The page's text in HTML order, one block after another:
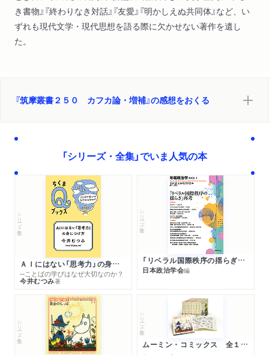
き書物』『終わりなき対話』『友愛』『明かしえぬ共同体』など、い
ずれも現代文学・現代思想を語る際に欠かせない著作を遺し
た。
『筑摩叢書２５０ カフカ論・増補』の感想をおくる
「シリーズ・全集」でいま人気の本
シリーズ・全集
ＡＩにはない「思考力」の身につけ方
─ことばの学びはなぜ大切なのか？
今井むつみ著
シリーズ・全集
「リベラル国際秩序の揺らぎ」再考 年報政治学２０２６‐Ⅰ
日本政治学会編
シリーズ・全集 シリーズ・全集
ムーミン・コミックス 全１４巻セット